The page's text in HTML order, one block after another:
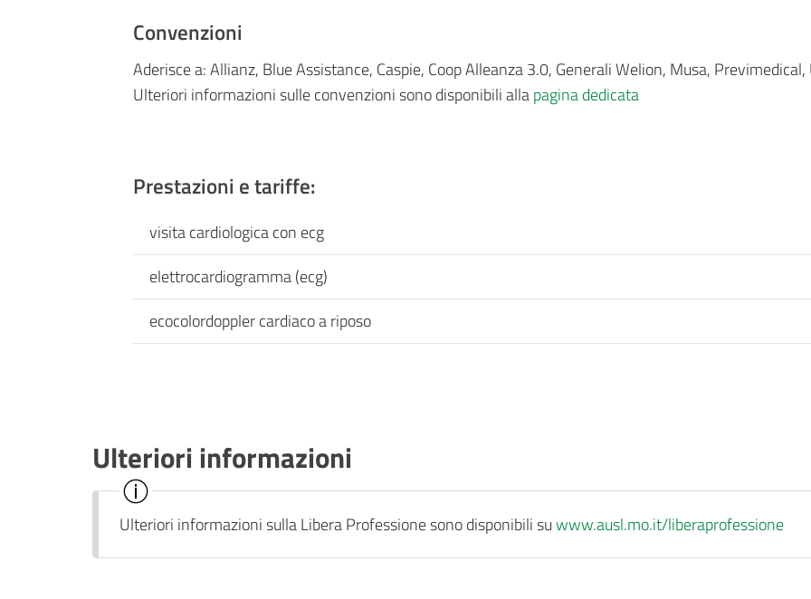
Convenzioni
Aderisce a: Allianz, Blue Assistance, Caspie, Coop Alleanza 3.0, Generali Welion, Musa,
Ulteriori informazioni sulle convenzioni sono disponibili allapagina dedicata
Prestazioni e tariffe:
visita cardiologica con ecg
elettrocardiogramma (ecg)
ecocolordoppler cardiaco a riposo
Ulteriori informazioni
Ulteriori informazioni sulla Libera Professione sono disponibili suwww.ausl.mo.it/liberaprofessione